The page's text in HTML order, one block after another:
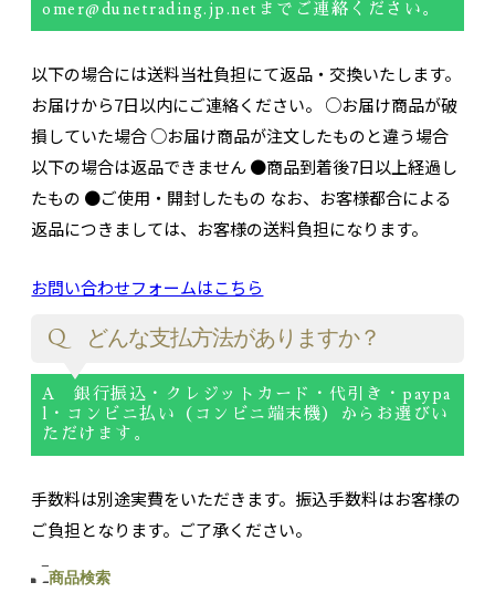
omer@dunetrading.jp.netまでご連絡ください。
以下の場合には送料当社負担にて返品・交換いたします。
お届けから7日以内にご連絡ください。 ○お届け商品が破
損していた場合 ○お届け商品が注文したものと違う場合
以下の場合は返品できません ●商品到着後7日以上経過し
たもの ●ご使用・開封したもの なお、お客様都合による
返品につきましては、お客様の送料負担になります。
お問い合わせフォームはこちら
Q どんな支払方法がありますか？
A 銀行振込・クレジットカード・代引き・paypa
l・コンビニ払い（コンビニ端末機）からお選びい
ただけます。
手数料は別途実費をいただきます。振込手数料はお客様の
ご負担となります。ご了承ください。
商品検索